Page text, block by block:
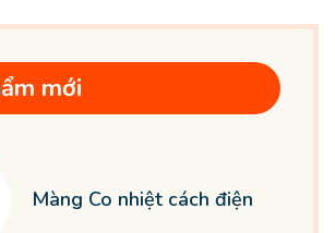
mới
Màng Co nhiệt cách điện